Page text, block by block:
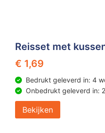
Reisset met
€ 1,69
Bedrukt geleverd in: 4
Onbedrukt geleverd in:
Bekijken